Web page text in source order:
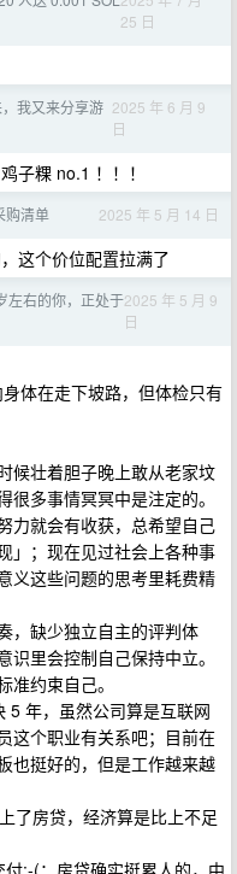
25 日
我又来分享游 2025 年 6 月 9
日
子粿 no.1 ！！！
购清单 2025 年 5 月 14 日
这个价位配置拉满了
左右的你，正处于2025 年 5 月 9
日
体在走下坡路，但体检只有
候壮着胆子晚上敢从老家坟
多事情冥冥中是注定的。
力就会有收获，总希望自己
」；现在见过社会上各种事
义这些问题的思考里耗费精
，缺少独立自主的评判体
里会控制自己保持中立。
约束自己。
5 年，虽然公司算是互联网
这个职业有关系吧；目前在
也挺好的，但是工作越来越
了房贷，经济算是比上不足
:-(；房贷确实挺累人的，中